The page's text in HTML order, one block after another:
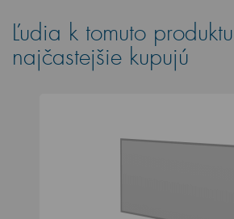
Ľudia k tomuto produktu
najčastejšie kupujú